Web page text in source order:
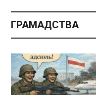
ГРАМАДСТВА